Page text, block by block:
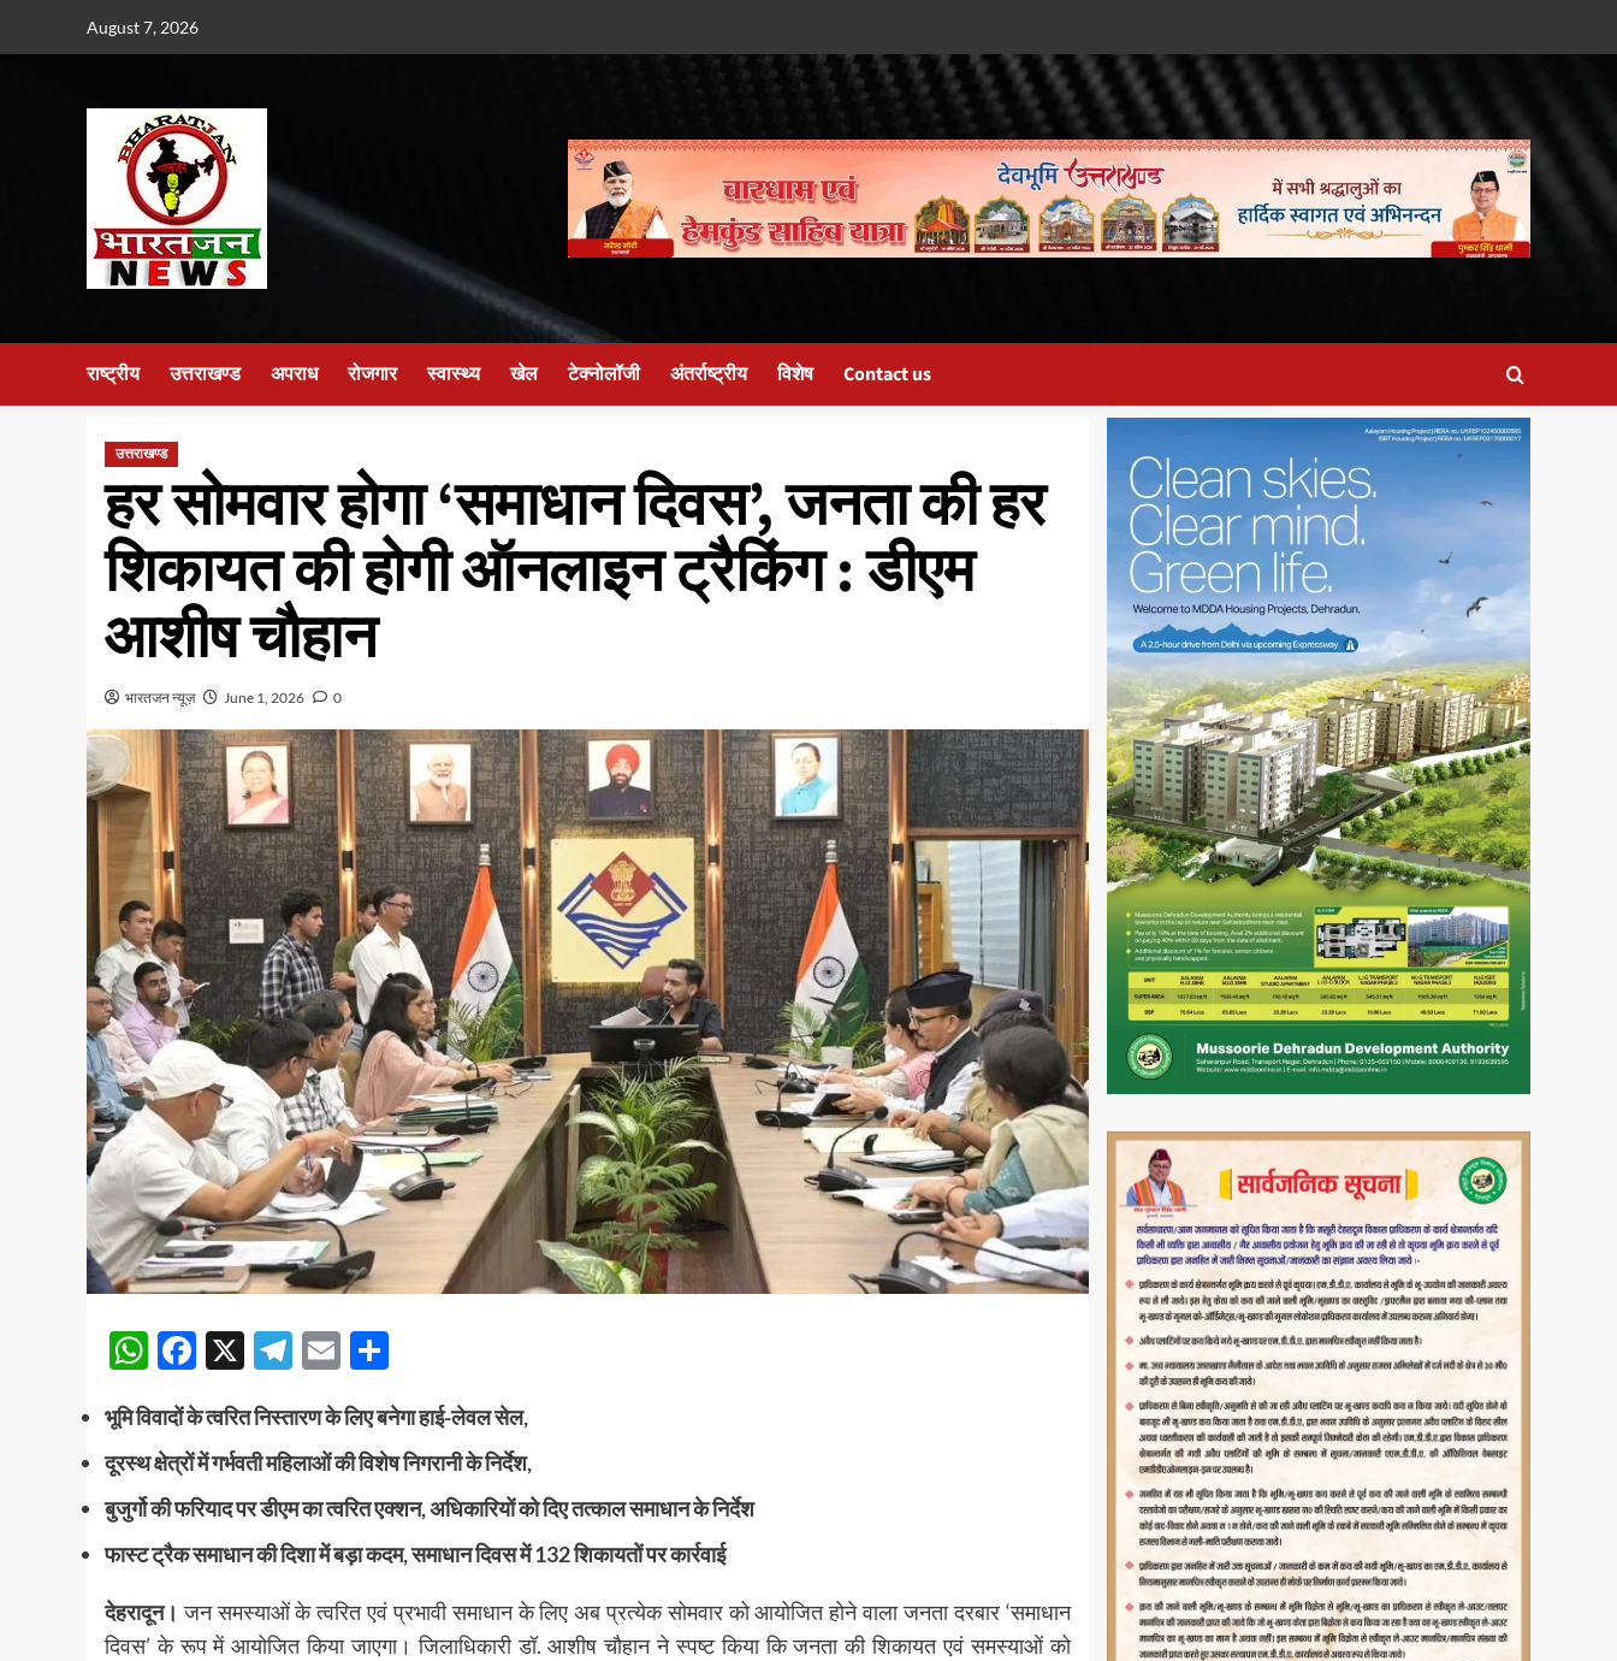
August 7, 2026
राष्ट्रीय उत्तराखण्ड अपराध रोजगार स्वास्थ्य खेल टेक्नोलॉजी अंतर्राष्ट्रीय विशेष Contact us
उत्तराखण्ड
हर सोमवार होगा ‘समाधान दिवस’, जनता की हर
शिकायत की होगी ऑनलाइन ट्रैकिंग : डीएम
आशीष चौहान
भारतजन न्यूज़ June 1, 2026 0
WhatsApp
Facebook
X Telegram
Email
भूमि विवादों के त्वरित निस्तारण के लिए बनेगा हाई-लेवल सेल,
दूरस्थ क्षेत्रों में गर्भवती महिलाओं की विशेष निगरानी के निर्देश,
बुजुर्गो की फरियाद पर डीएम का त्वरित एक्शन, अधिकारियों को दिए तत्काल समाधान के निर्देश
फास्ट ट्रैक समाधान की दिशा में बड़ा कदम, समाधान दिवस में 132 शिकायतों पर कार्रवाई
देहरादून।जन समस्याओं के त्वरित एवं प्रभावी समाधान के लिए अब प्रत्येक सोमवार को आयोजित होने वाला जनता दरबार ‘समाधान
दिवस’ के रूप में आयोजित किया जाएगा। जिलाधिकारी डॉ. आशीष चौहान ने स्पष्ट किया कि जनता की शिकायत एवं समस्याओं को